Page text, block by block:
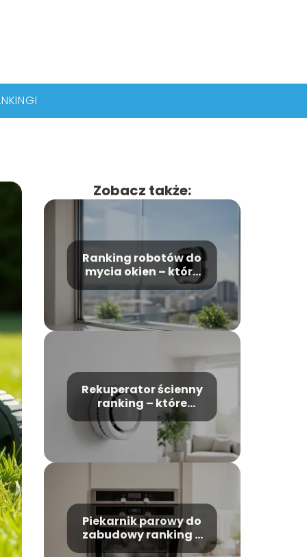
Zobacz także:
Ranking robotów do
mycia okien – które
modele wybrać?
Rekuperator ścienny
ranking – które
modele warto
wybrać?
Piekarnik parowy do
zabudowy ranking –
który model wybrać?